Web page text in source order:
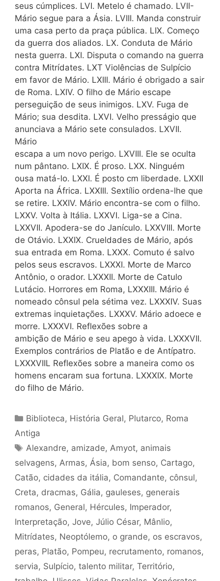
seus cúmplices. LVI. Metelo é chamado. LVII-
Mário segue para a Ásia. LVIII. Manda construir
uma casa perto da praça pública. LIX. Começo
da guerra dos aliados. LX. Conduta de Mário
nesta guerra. LXI. Disputa o comando na guerra
contra Mitrídates. LXT Violências de Sulpício
em favor de Mário. LXIII. Mário é obrigado a sair
de Roma. LXIV. O filho de Mário escape
perseguição de seus inimigos. LXV. Fuga de
Mário; sua desdita. LXVI. Velho presságio que
anunciava a Mário sete consulados. LXVII.
Mário
escapa a um novo perigo. LXVIII. Ele se oculta
num pântano. LXIX. É proso. LXX. Ninguém
ousa matá-lo. LXXI. É posto cm liberdade. LXXII
Aporta na África. LXXIII. Sextílio ordena-lhe que
se retire. LXXIV. Mário encontra-se com o filho.
LXXV. Volta à Itália. LXXVI. Liga-se a Cina.
LXXVII. Apodera-se do Janículo. LXXVIII. Morte
de Otávio. LXXIX. Crueldades de Mário, após
sua entrada em Roma. LXXX. Comuto é salvo
pelos seus escravos. LXXXI. Morte de Marco
Antônio, o orador. LXXXII. Morte de Catulo
Lutácio. Horrores em Roma, LXXXIII. Mário é
nomeado cônsul pela sétima vez. LXXXIV. Suas
extremas inquietações. LXXXV. Mário adoece e
morre. LXXXVI. Reflexões sobre a
ambição de Mário e seu apego à vida. LXXXVII.
Exemplos contrários de Platão e de Antípatro.
LXXXVIIL Reflexões sobre a maneira como os
homens encaram sua fortuna. LXXXIX. Morte
do filho de Mário.
Categorias
Biblioteca, História Geral, Plutarco, Roma
Antiga
Tags
Alexandre, amizade,Amyot, animais
selvagens, Armas, Ásia, bom senso, Cartago,
Catão, cidades da itália, Comandante, cônsul,
Creta, dracmas, Gália, gauleses, generais
romanos, General, Hércules, Imperador,
Interpretação, Jove, Júlio César, Mânlio,
Mitrídates, Neoptólemo, o grande, os escravos,
peras, Platão, Pompeu, recrutamento, romanos,
servia, Sulpício, talento militar, Território,